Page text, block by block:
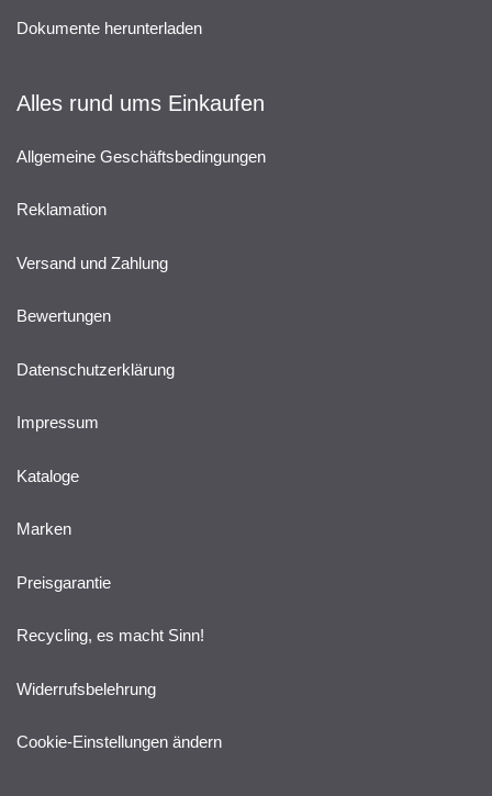
Dokumente herunterladen
Alles rund ums Einkaufen
Allgemeine Geschäftsbedingungen
Reklamation
Versand und Zahlung
Bewertungen
Datenschutzerklärung
Impressum
Kataloge
Marken
Preisgarantie
Recycling, es macht Sinn!
Widerrufsbelehrung
Cookie-Einstellungen ändern